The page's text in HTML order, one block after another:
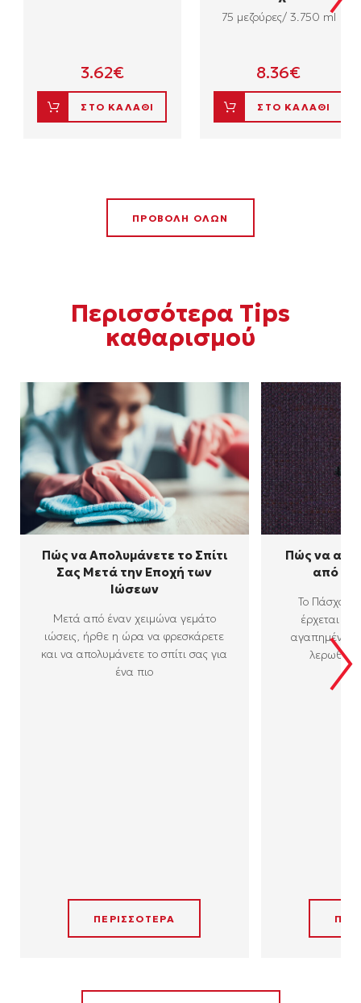
3.62€
ΣΤΟ ΚΑΛΑΘΙ
75 μεζούρες/ 3.750 ml
8.36€
ΣΤΟ ΚΑΛΑΘΙ
ΠΡΟΒΟΛΗ ΟΛΩΝ
Περισσότερα Τips
καθαρισμού
Πώς να Απολυμάνετε το Σπίτι
Σας Μετά την Εποχή των
Ιώσεων
Μετά από έναν χειμώνα γεμάτο
ιώσεις, ήρθε η ώρα να φρεσκάρετε
και να απολυμάνετε το σπίτι σας για
ένα πιο
ΠΕΡΙΣΣΟΤΕΡΑ
Πώς να
από
Το Πάσχα
έρχεται
αγαπημένο
λερωθεί